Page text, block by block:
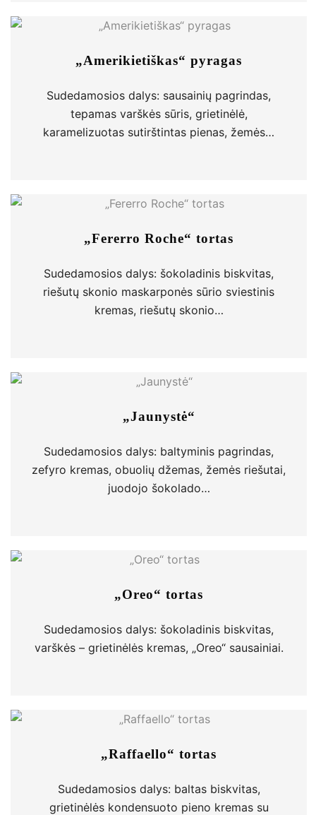
„Amerikietiškas“ pyragas
Sudedamosios dalys: sausainių pagrindas,
tepamas varškės sūris, grietinėlė,
karamelizuotas sutirštintas pienas, žemės…
„Fererro Roche“ tortas
Sudedamosios dalys: šokoladinis biskvitas,
riešutų skonio maskarponės sūrio sviestinis
kremas, riešutų skonio…
„Jaunystė“
Sudedamosios dalys: baltyminis pagrindas,
zefyro kremas, obuolių džemas, žemės riešutai,
juodojo šokolado…
„Oreo“ tortas
Sudedamosios dalys: šokoladinis biskvitas,
varškės – grietinėlės kremas, „Oreo“ sausainiai.
„Raffaello“ tortas
Sudedamosios dalys: baltas biskvitas,
grietinėlės kondensuoto pieno kremas su